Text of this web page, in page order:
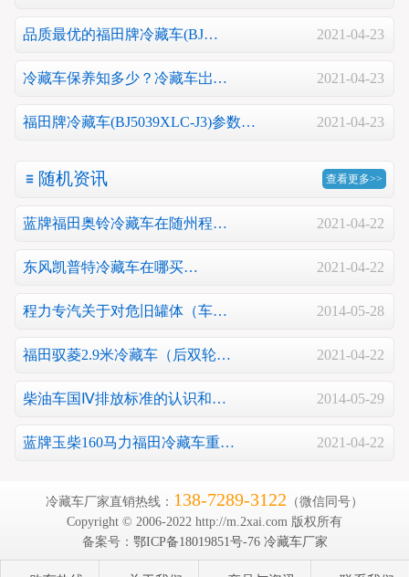
品质最优的福田牌冷藏车(BJ… 2021-04-23
冷藏车保养知多少？冷藏车岀… 2021-04-23
福田牌冷藏车(BJ5039XLC-J3)参数… 2021-04-23
随机资讯 查看更多>>
蓝牌福田奥铃冷藏车在随州程… 2021-04-22
东风凯普特冷藏车在哪买… 2021-04-22
程力专汽关于对危旧罐体（车… 2014-05-28
福田驭菱2.9米冷藏车（后双轮… 2021-04-22
柴油车国Ⅳ排放标准的认识和… 2014-05-29
蓝牌玉柴160马力福田冷藏车重… 2021-04-22
冷藏车厂家直销热线： 138-7289-3122 （微信同号）
Copyright © 2006-2022 http://m.2xai.com 版权所有
备案号： 鄂ICP备18019851号-76 冷藏车厂家